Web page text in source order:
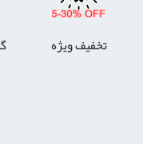
تخفیف ویژه